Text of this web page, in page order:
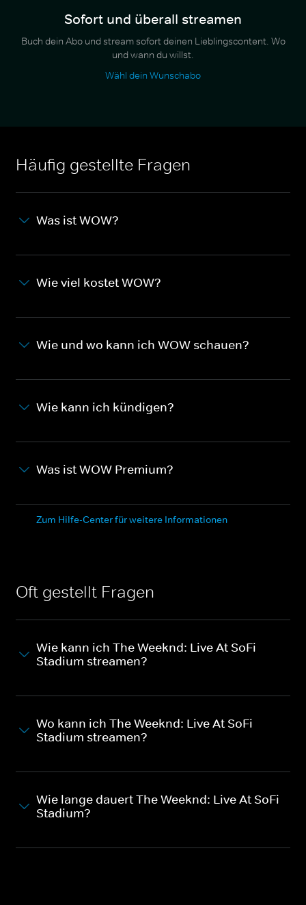
Sofort und überall streamen
Buch dein Abo und stream sofort deinen Lieblingscontent. Wo
und wann du willst.
Wähl dein Wunschabo
Häufig gestellte Fragen
Was ist WOW?
Wie viel kostet WOW?
Wie und wo kann ich WOW schauen?
Wie kann ich kündigen?
Was ist WOW Premium?
Zum Hilfe-Center für weitere Informationen
Oft gestellt Fragen
Wie kann ich The Weeknd: Live At SoFi
Stadium streamen?
Wo kann ich The Weeknd: Live At SoFi
Stadium streamen?
Wie lange dauert The Weeknd: Live At SoFi
Stadium?